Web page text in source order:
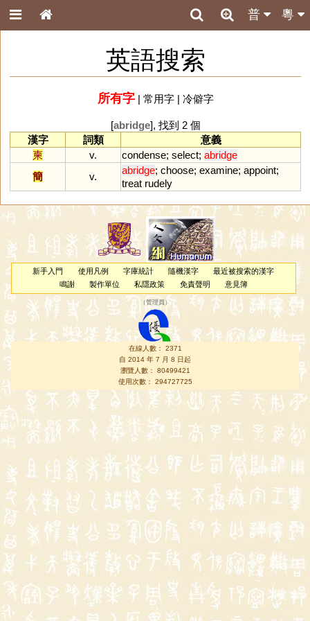
粵
普
英語搜索
所有字| 常用字| 冷僻字
[abridge], 找到 2 個
漢字
詞類
意義
柬
v. condense; select; abridge
簡
v.
abridge; choose; examine; appoint;
treat rudely
新手入門 使用凡例 字庫統計 隨機漢字
最近被搜索的漢字
鳴謝
製作單位 私隱政策 免責聲明 意見簿
（管理員 ）
在線人數： 2371
自 2014 年 7 月 8 日起
瀏覽人數： 80499421
使用次數： 294727725